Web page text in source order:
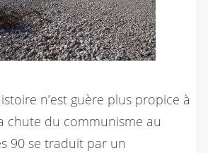
n’est guère plus propice à
chute du communisme au
90 se traduit par un